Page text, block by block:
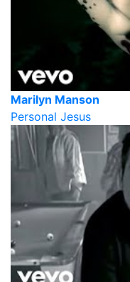
Marilyn Manson
Personal Jesus